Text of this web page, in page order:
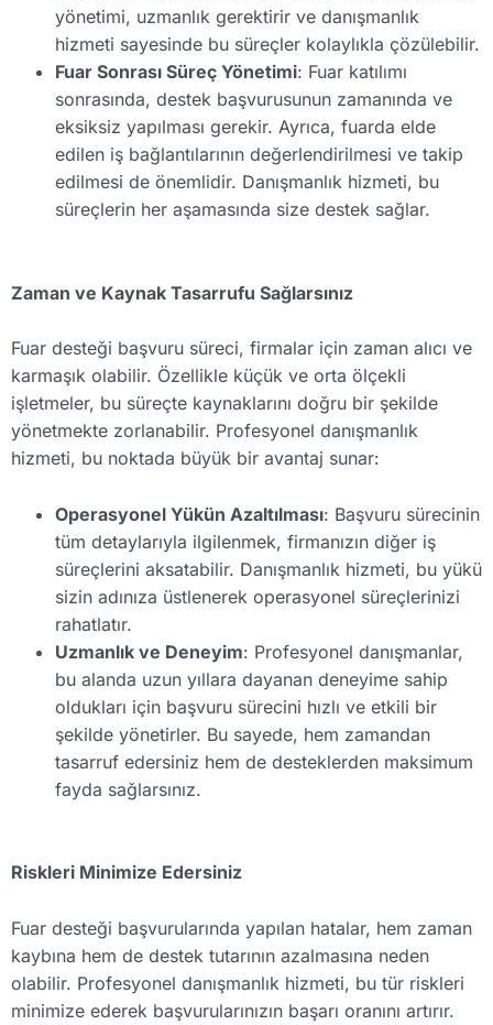
yönetimi, uzmanlık gerektirir ve danışmanlık
hizmeti sayesinde bu süreçler kolaylıkla çözülebilir.
Fuar Sonrası Süreç Yönetimi: Fuar katılımı
sonrasında, destek başvurusunun zamanında ve
eksiksiz yapılması gerekir. Ayrıca, fuarda elde
edilen iş bağlantılarının değerlendirilmesi ve takip
edilmesi de önemlidir. Danışmanlık hizmeti, bu
süreçlerin her aşamasında size destek sağlar.
Zaman ve Kaynak Tasarrufu Sağlarsınız
Fuar desteği başvuru süreci, firmalar için zaman alıcı ve
karmaşık olabilir. Özellikle küçük ve orta ölçekli
işletmeler, bu süreçte kaynaklarını doğru bir şekilde
yönetmekte zorlanabilir. Profesyonel danışmanlık
hizmeti, bu noktada büyük bir avantaj sunar:
Operasyonel Yükün Azaltılması: Başvuru sürecinin
tüm detaylarıyla ilgilenmek, firmanızın diğer iş
süreçlerini aksatabilir. Danışmanlık hizmeti, bu yükü
sizin adınıza üstlenerek operasyonel süreçlerinizi
rahatlatır.
Uzmanlık ve Deneyim: Profesyonel danışmanlar,
bu alanda uzun yıllara dayanan deneyime sahip
oldukları için başvuru sürecini hızlı ve etkili bir
şekilde yönetirler. Bu sayede, hem zamandan
tasarruf edersiniz hem de desteklerden maksimum
fayda sağlarsınız.
Riskleri Minimize Edersiniz
Fuar desteği başvurularında yapılan hatalar, hem zaman
kaybına hem de destek tutarının azalmasına neden
olabilir. Profesyonel danışmanlık hizmeti, bu tür riskleri
minimize ederek başvurularınızın başarı oranını artırır.